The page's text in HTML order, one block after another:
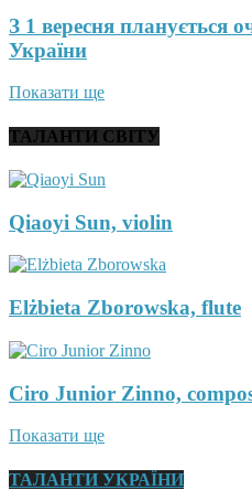
З 1 вересня планується
України
Показати ще
ТАЛАНТИ СВІТУ
Qiaoyi Sun, violin
Elżbieta Zborowska, flute
Ciro Junior Zinno,
Показати ще
ТАЛАНТИ УКРАЇНИ